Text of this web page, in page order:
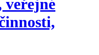
veřejné